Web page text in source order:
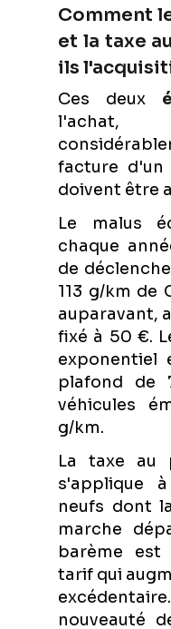
Comment
et la taxe
ils
Ces deux
facture d'un
doivent être
Le malus
chaque
de
113 g/km de
auparavant,
fixé à 50 €.
exponentiel
plafond
véhicules
g/km.
La taxe au
s'applique
neufs dont
marche
barème est
tarif qui
nouveauté